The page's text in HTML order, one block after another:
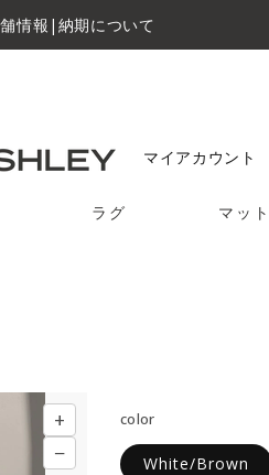
情報 | 納期について
マイアカウント
ラグ マッ
+
−
color
White/Brown